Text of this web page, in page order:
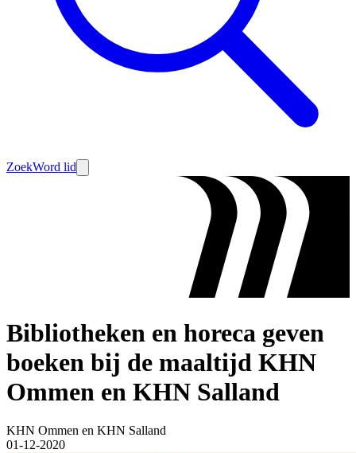
ZoekWord lid
Bibliotheken en horeca geven
boeken bij de maaltijd KHN
Ommen en KHN Salland
KHN Ommen en KHN Salland
01-12-2020